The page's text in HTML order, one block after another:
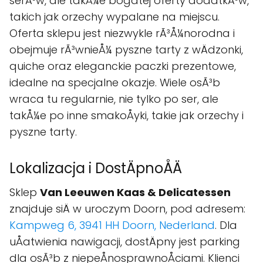
takich jak orzechy wypalane na miejscu.
Oferta sklepu jest niezwykle rÃ³Å¼norodna i
obejmuje rÃ³wnieÅ¼ pyszne tarty z wÄdzonki,
quiche oraz eleganckie paczki prezentowe,
idealne na specjalne okazje. Wiele osÃ³b
wraca tu regularnie, nie tylko po ser, ale
takÅ¼e po inne smakoÅyki, takie jak orzechy i
pyszne tarty.
Lokalizacja i DostÄpnoÅÄ
Sklep Van Leeuwen Kaas & Delicatessen
znajduje siÄ w uroczym Doorn, pod adresem:
Kampweg 6, 3941 HH Doorn, Nederland. Dla
uÅatwienia nawigacji, dostÄpny jest parking
dla osÃ³b z niepeÅnosprawnoÅciami. Klienci